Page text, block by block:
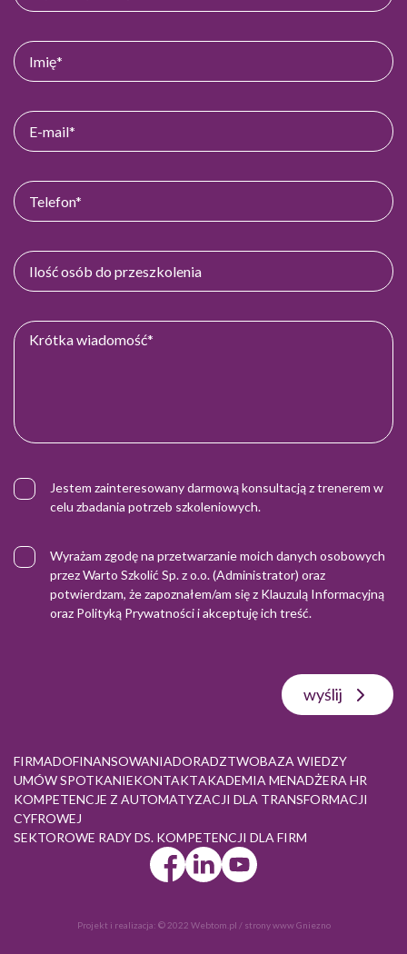
Jestem zainteresowany darmową konsultacją z trenerem w
celu zbadania potrzeb szkoleniowych.
Wyrażam zgodę na przetwarzanie moich danych osobowych
przez Warto Szkolić Sp. z o.o. (Administrator) oraz
potwierdzam, że zapoznałem/am się z Klauzulą Informacyjną
oraz Polityką Prywatnościi akceptuję ich treść.
wyślij
FIRMADOFINANSOWANIADORADZTWOBAZA WIEDZY
UMÓW SPOTKANIEKONTAKTAKADEMIA MENADŻERA HR
KOMPETENCJE Z AUTOMATYZACJI DLA TRANSFORMACJI
CYFROWEJ
SEKTOROWE RADY DS. KOMPETENCJI DLA FIRM
Projekt i realizacja: © 2022 Webtom.pl / strony www Gniezno